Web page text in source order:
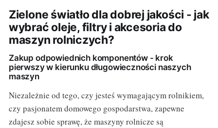
Zielone światło dla dobrej jakości - jak
wybrać oleje, filtry i akcesoria do
maszyn rolniczych?
Zakup odpowiednich komponentów - krok
pierwszy w kierunku długowieczności naszych
maszyn
Niezależnie od tego, czy jesteś wymagającym rolnikiem,
czy pasjonatem domowego gospodarstwa, zapewne
zdajesz sobie sprawę, że maszyny rolnicze są